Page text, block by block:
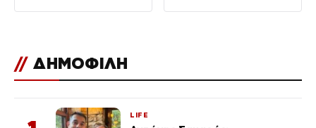
// ΔΗΜΟΦΙΛΗ
LIFE